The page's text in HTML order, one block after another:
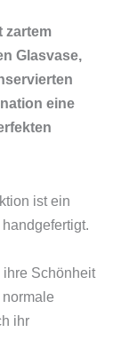
zartem
Glasvase,
eine
ist ein
ihre Schönheit
ihr